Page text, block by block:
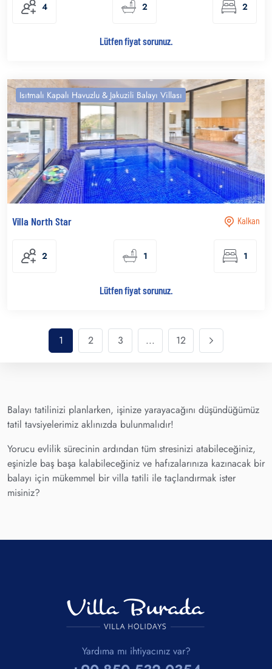
4 2 2
Lütfen fiyat sorunuz.
Isıtmalı Kapalı Havuzlu & Jakuzili Balayı Villası
Kalkan
Villa North Star
2 1 1
Lütfen fiyat sorunuz.
1 2 3 ... 12
Balayı tatilinizi planlarken, işinize yarayacağını düşündüğümüz
tatil tavsiyelerimiz aklınızda bulunmalıdır!
Yorucu evlilik sürecinin ardından tüm stresinizi atabileceğiniz,
eşinizle baş başa kalabileceğiniz ve hafızalarınıza kazınacak bir
balayı için mükemmel bir villa tatili ile taçlandırmak ister
misiniz?
Balayı villalarında, oda sayısı, şehir merkezine yakınlığı,
etrafında gezilecek yerler, doğanın içinde yer alması, manzara
görmesi veya denize sıfır konumda olması gibi birçok farklı
Yardıma mı ihtiyacınız var?